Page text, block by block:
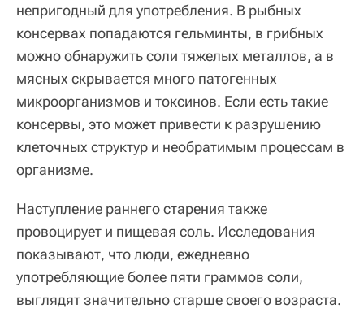
непригодный для употребления. В рыбных
консервах попадаются гельминты, в грибных
можно обнаружить соли тяжелых металлов, а в
мясных скрывается много патогенных
микроорганизмов и токсинов. Если есть такие
консервы, это может привести к разрушению
клеточных структур и необратимым процессам в
организме.
Наступление раннего старения также
провоцирует и пищевая соль. Исследования
показывают, что люди, ежедневно
употребляющие более пяти граммов соли,
выглядят значительно старше своего возраста.